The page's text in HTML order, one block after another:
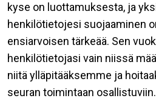
kyse on luottamuksesta, ja
henkilötietojesi suojaaminen
ensiarvoisen tärkeää. Sen
henkilötietojasi vain niissä
niitä ylläpitääksemme ja
seuran toimintaan